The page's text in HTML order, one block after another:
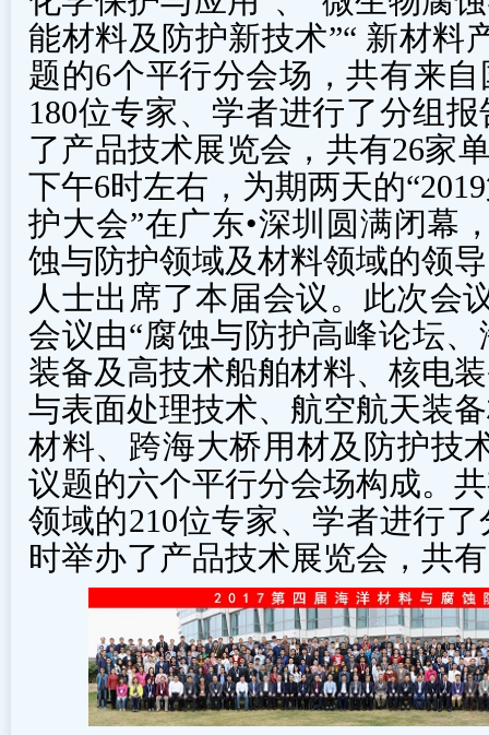
能材料及防护新技术”“ 新材料
题的6个平行分会场，共有来
180位专家、学者进行了分组
了产品技术展览会，共有26家
下午6时左右，为期两天的
护大会”在广东•深圳圆满闭幕
蚀与防护领域及材料领域的领
人士出席了本届会议。此次会
会议由“腐蚀与防护高峰论坛
装备及高技术船舶材料、核电
与表面处理技术、航空航天装
材料、跨海大桥用材及防护技
议题的六个平行分会场构成。
领域的210位专家、学者进行
时举办了产品技术展览会，共